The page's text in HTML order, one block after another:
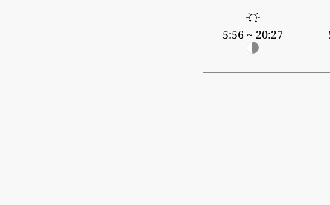
5:56 ~ 20:27